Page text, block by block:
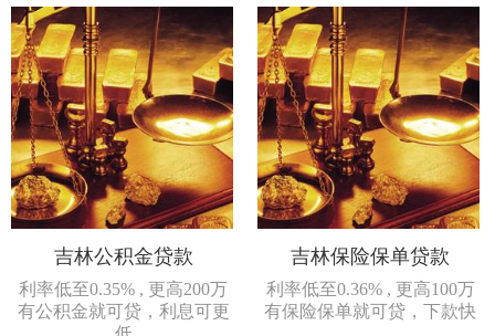
吉林公积金贷款
利率低至0.35% , 更高200万
有公积金就可贷，利息可更
吉林保险保单贷款
利率低至0.36% , 更高100万
有保险保单就可贷，下款快